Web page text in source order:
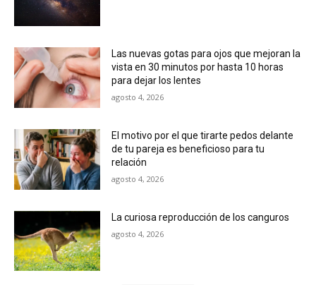
Las nuevas gotas para ojos que mejoran la
vista en 30 minutos por hasta 10 horas
para dejar los lentes
agosto 4, 2026
El motivo por el que tirarte pedos delante
de tu pareja es beneficioso para tu
relación
agosto 4, 2026
La curiosa reproducción de los canguros
agosto 4, 2026